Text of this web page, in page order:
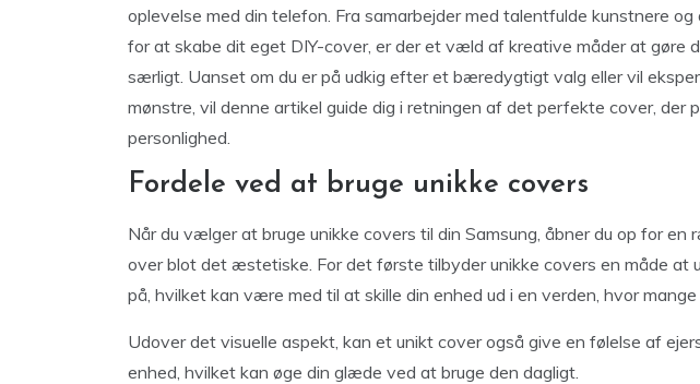
oplevelse med din telefon. Fra samarbejder med talentfulde kunstnere og
for at skabe dit eget DIY-cover, er der et væld af kreative måder at gøre
særligt. Uanset om du er på udkig efter et bæredygtigt valg eller vil
mønstre, vil denne artikel guide dig i retningen af det perfekte cover, der
personlighed.
Fordele ved at bruge unikke covers
Når du vælger at bruge unikke covers til din Samsung, åbner du op for en
over blot det æstetiske. For det første tilbyder unikke covers en måde at
på, hvilket kan være med til at skille din enhed ud i en verden, hvor
Udover det visuelle aspekt, kan et unikt cover også give en følelse af
enhed, hvilket kan øge din glæde ved at bruge den dagligt.